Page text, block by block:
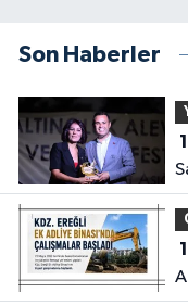
Son Haberler